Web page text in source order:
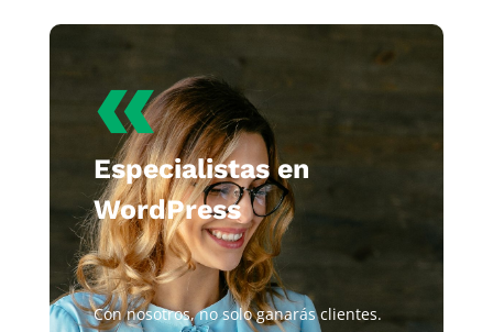
«
Especialistas en
WordPress
Con nosotros, no solo ganarás clientes.